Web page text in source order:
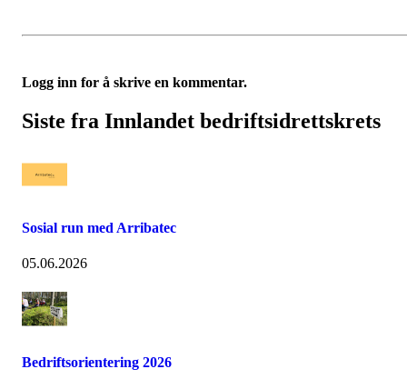
Logg inn for å skrive en kommentar.
Siste fra Innlandet bedriftsidrettskrets
Sosial run med Arribatec
05.06.2026
Bedriftsorientering 2026